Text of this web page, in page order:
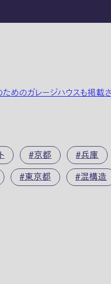
ためのガレージハウスも掲載
京都
兵庫
東京都
混構造